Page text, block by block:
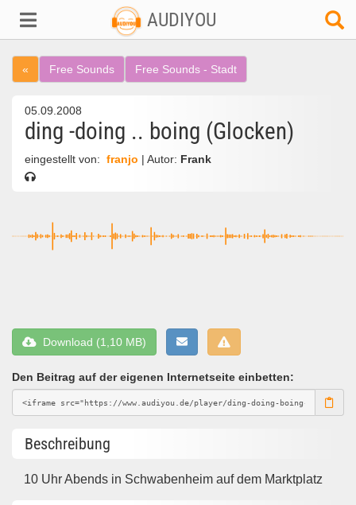
AUDIYOU
« Free Sounds Free Sounds - Stadt
05.09.2008
ding -doing .. boing (Glocken)
eingestellt von: franjo | Autor: Frank
Download (1,10 MB)
Den Beitrag auf der eigenen Internetseite einbetten:
Beschreibung
10 Uhr Abends in Schwabenheim auf dem Marktplatz